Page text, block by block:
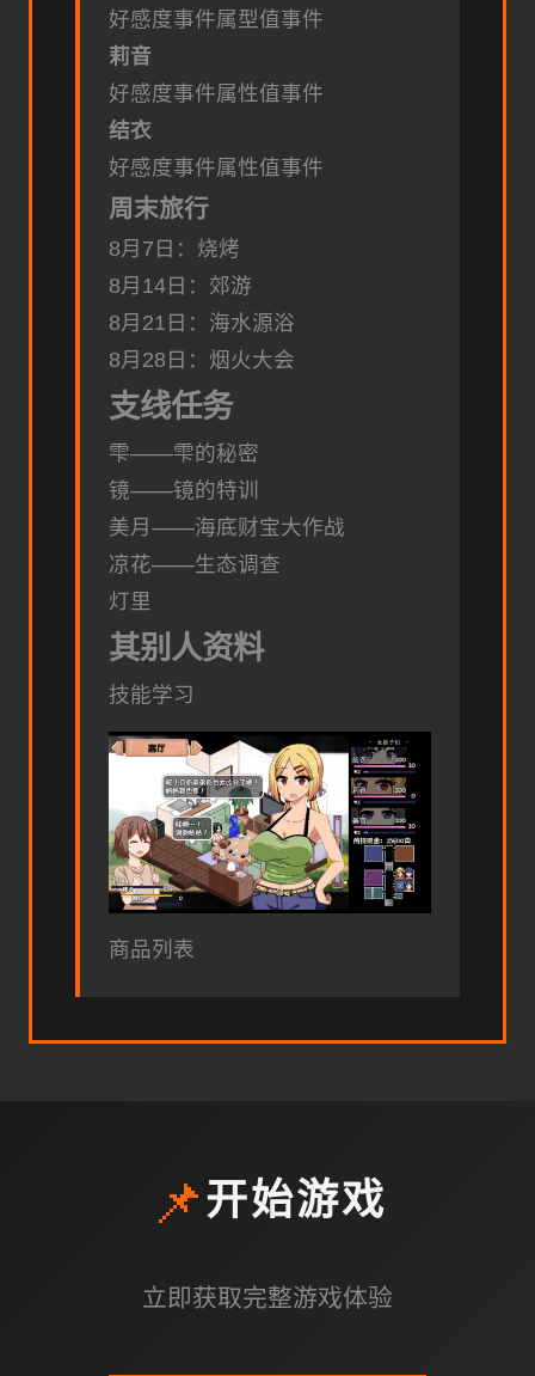
好感度事件属型值事件
莉音
好感度事件属性值事件
结衣
好感度事件属性值事件
周末旅行
8月7日：烧烤
8月14日：郊游
8月21日：海水源浴
8月28日：烟火大会
支线任务
雫——雫的秘密
镜——镜的特训
美月——海底财宝大作战
凉花——生态调查
灯里
其别人资料
技能学习
商品列表
📌开始游戏
立即获取完整游戏体验